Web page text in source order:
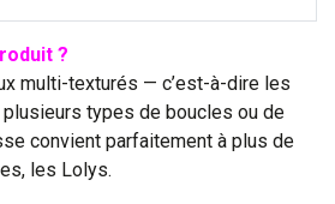
?
multi-texturés — c’est-à-dire les
types de boucles ou de
convient parfaitement à plus de
les Lolys.